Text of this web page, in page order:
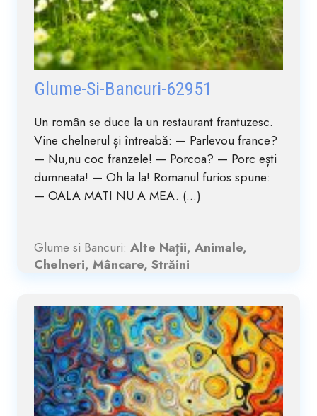
Glume-Si-Bancuri-62951
Un român se duce la un restaurant frantuzesc.
Vine chelnerul și întreabă: — Parlevou france?
— Nu,nu coc franzele! — Porcoa? — Porc ești
dumneata! — Oh la la! Romanul furios spune:
— OALA MATI NU A MEA. (...)
Glume si Bancuri: Alte Nații, Animale,
Chelneri, Mâncare, Străini